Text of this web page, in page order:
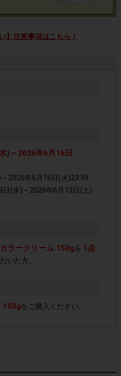
】注意事項はこちら！
)～2026年6月16日
2026年6月16日(火)23:59
日(水)～2026年6月13日(土)
ラークリーム 150gを 1点
いた方。
150gをご購入ください。
入ページ以外で購入された
ります。